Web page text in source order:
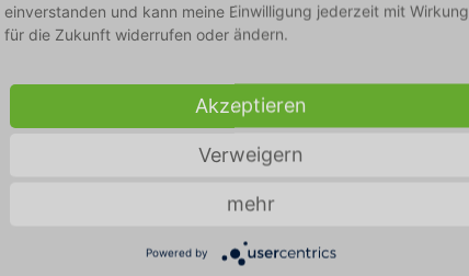
einverstanden und kann meine Einwilligung jederzeit mit Wirkung
für die Zukunft widerrufen oder ändern.
Akzeptieren
Verweigern
mehr
Powered by